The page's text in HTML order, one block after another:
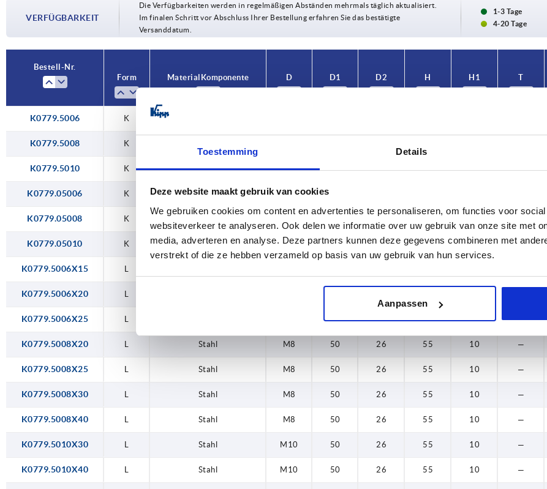
Toestemming Details
Deze website maakt gebruik van cookies
We gebruiken cookies om content en advertenties te personaliseren, om functies voor
websiteverkeer te analyseren. Ook delen we informatie over uw gebruik van onze site met
media, adverteren en analyse. Deze partners kunnen deze gegevens combineren met
verstrekt of die ze hebben verzameld op basis van uw gebruik van hun services.
Aanpassen
M10
VERFÜGBARKEIT
Die Verfügbarkeiten werden in regelmäßigen Abständen mehrmals täglich aktualisiert.
Im finalen Schritt vor Abschluss Ihrer Bestellung erfahren Sie das bestätigte
Versanddatum.
1-3 Tage
4-20 Tage
Bestell-Nr.
Form
Material Komponente D D1 D2 H H1 T
K0779.5006 K
K0779.5008 K
K0779.5010 K Stahl M10 50 26 55 10 17
K0779.05006 K Edelstahl M6
K0779.05008 K 26
K0779.05010 K Edelstahl M10 50 26 55 10 17
K0779.5006X15 L
K0779.5006X20 L
K0779.5006X25 L 50 26 55 10 —
K0779.5008X20 L Stahl M8 50 26 55 10 —
K0779.5008X25 L Stahl M8 50 26 55 10 —
K0779.5008X30 L Stahl M8 50 26 55 10 —
K0779.5008X40 L Stahl M8 50 26 55 10 —
K0779.5010X30 L Stahl M10 50 26 55 10 —
K0779.5010X40 L Stahl M10 50 26 55 10 —